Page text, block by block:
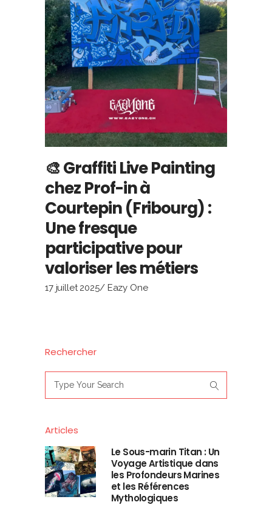
🎨 Graffiti Live Painting
chez Prof-in à
Courtepin (Fribourg) :
Une fresque
participative pour
valoriser les métiers
17 juillet 2025 Eazy One
Rechercher
for:
Articles
Le Sous-marin Titan : Un
Voyage Artistique dans
les Profondeurs Marines
et les Références
Mythologiques